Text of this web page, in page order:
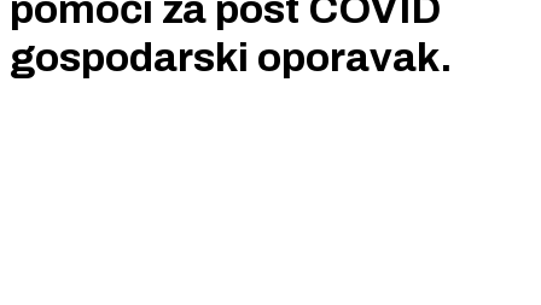
gospodarski oporavak.